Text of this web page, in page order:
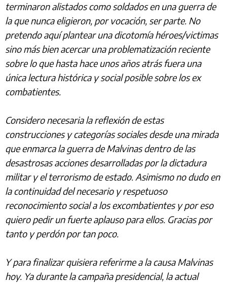
terminaron alistados como soldados en una guerra de
la que nunca eligieron, por vocación, ser parte. No
pretendo aquí plantear una dicotomía héroes/victimas
sino más bien acercar una problematización reciente
sobre lo que hasta hace unos años atrás fuera una
única lectura histórica y social posible sobre los ex
combatientes.
Considero necesaria la reflexión de estas
construcciones y categorías sociales desde una mirada
que enmarca la guerra de Malvinas dentro de las
desastrosas acciones desarrolladas por la dictadura
militar y el terrorismo de estado. Asimismo no dudo en
la continuidad del necesario y respetuoso
reconocimiento social a los excombatientes y por eso
quiero pedir un fuerte aplauso para ellos. Gracias por
tanto y perdón por tan poco.
Y para finalizar quisiera referirme a la causa Malvinas
hoy. Ya durante la campaña presidencial, la actual